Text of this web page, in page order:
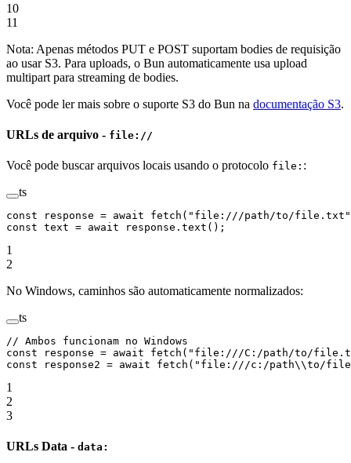
10
11
Nota: Apenas métodos PUT e POST suportam bodies de requisição
ao usar S3. Para uploads, o Bun automaticamente usa upload
multipart para streaming de bodies.
Você pode ler mais sobre o suporte S3 do Bun na documentação S3.
URLs de arquivo - file://
Você pode buscar arquivos locais usando o protocolo file: :
ts
const response = await fetch ( "file:///path/to/file.txt"
const text = await response. text ();
1
2
No Windows, caminhos são automaticamente normalizados:
ts
// Ambos funcionam no Windows
const response = await fetch ( "file:///C:/path/to/
const response2 = await fetch ( "file:///c:/path\\to/
1
2
3
URLs Data - data: